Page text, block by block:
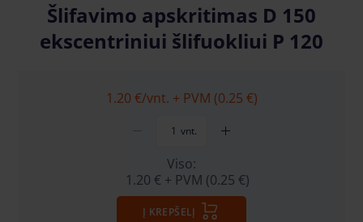
Šlifavimo apskritimas D 150
ekscentriniui šlifuokliui P 120
1.20 €/vnt. + PVM (0.25 €)
vnt.
Viso:
1.20 € + PVM (0.25 €)
Į KREPŠELĮ